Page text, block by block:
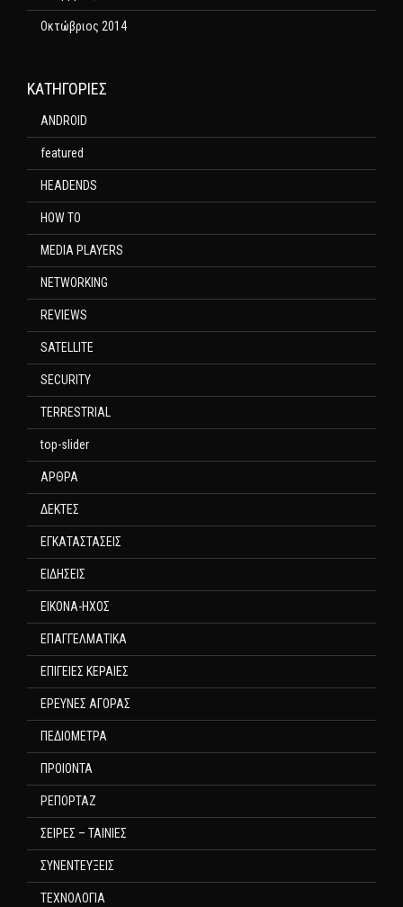
Οκτώβριος 2014
KΑΤΗΓΟΡΊΕΣ
ANDROID
featured
HEADENDS
HOW TO
MEDIA PLAYERS
NETWORKING
REVIEWS
SATELLITE
SECURITY
TERRESTRIAL
top-slider
ΑΡΘΡΑ
ΔΕΚΤΕΣ
ΕΓΚΑΤΑΣΤΑΣΕΙΣ
ΕΙΔΗΣΕΙΣ
ΕΙΚΟΝΑ-ΗΧΟΣ
ΕΠΑΓΓΕΛΜΑΤΙΚΑ
ΕΠΙΓΕΙΕΣ ΚΕΡΑΙΕΣ
ΕΡΕΥΝΕΣ ΑΓΟΡΑΣ
ΠΕΔΙΟΜΕΤΡΑ
ΠΡΟΙΟΝΤΑ
ΡΕΠΟΡΤΑΖ
ΣΕΙΡΕΣ – ΤΑΙΝΙΕΣ
ΣΥΝΕΝΤΕΥΞΕΙΣ
ΤΕΧΝΟΛΟΓΙΑ